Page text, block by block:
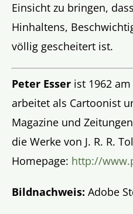
Einsicht zu bringen,
Hinhaltens,
völlig gescheitert ist.
Peter Esser ist 1962
arbeitet als Cartoonist
Magazine und
die Werke von J. R. R.
Homepage: http://
Bildnachweis: Adobe